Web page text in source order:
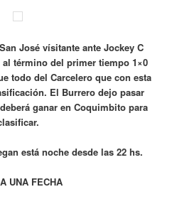
José vísitante ante Jockey C
término del primer tiempo 1×0
todo del Carcelero que con esta
El Burrero dejo pasar
ganar en Coquimbito para
está noche desde las 22 hs.
UNA FECHA